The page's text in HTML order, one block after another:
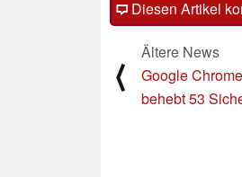
Diesen Artikel
⟨
Ältere News
Google
behebt 53